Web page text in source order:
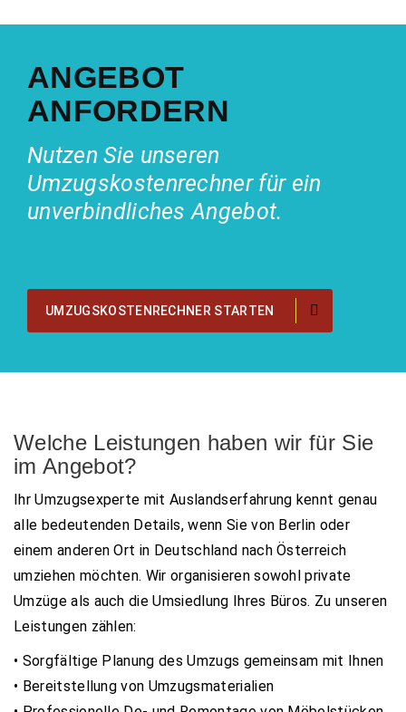
ANGEBOT
ANFORDERN
Nutzen Sie unseren
Umzugskostenrechner für ein
unverbindliches Angebot.
UMZUGSKOSTENRECHNER STARTEN
Welche Leistungen haben wir für Sie
im Angebot?
Ihr Umzugsexperte mit Auslandserfahrung kennt genau
alle bedeutenden Details, wenn Sie von Berlin oder
einem anderen Ort in Deutschland nach Österreich
umziehen möchten. Wir organisieren sowohl private
Umzüge als auch die Umsiedlung Ihres Büros. Zu unseren
Leistungen zählen:
• Sorgfältige Planung des Umzugs gemeinsam mit Ihnen
• Bereitstellung von Umzugsmaterialien